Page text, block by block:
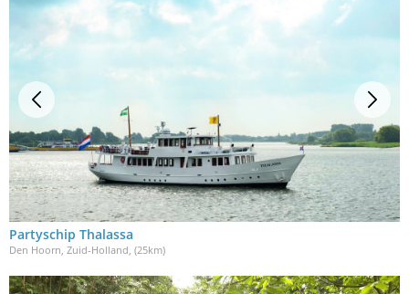
Partyschip Thalassa
Den Hoorn, Zuid-Holland, (25km)